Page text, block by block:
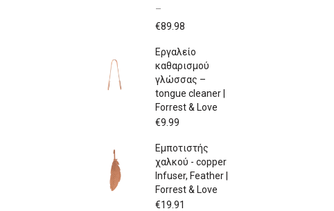
–
€89.98
Εργαλείο
καθαρισμού
γλώσσας –
tongue cleaner |
Forrest & Love
€9.99
Εμποτιστής
χαλκού - copper
Infuser, Feather |
Forrest & Love
€19.91